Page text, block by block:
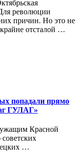
революции
причин. Но это не
отсталой …
попадали прямо
ГУЛАГ»
Красной
…